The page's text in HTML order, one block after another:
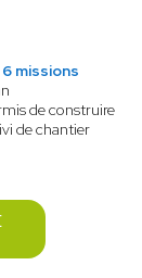
6 missions
de construire
de chantier